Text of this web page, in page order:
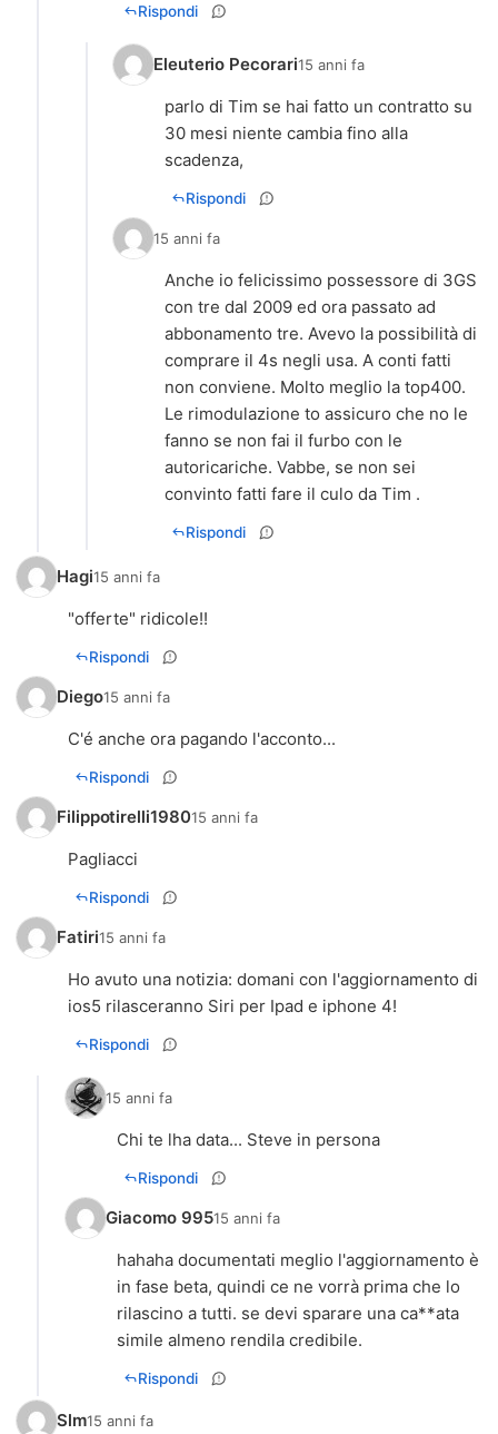
Rispondi
Eleuterio Pecorari15 anni fa
parlo di Tim se hai fatto un contratto su
30 mesi niente cambia fino alla
scadenza,
Rispondi
15 anni fa
Anche io felicissimo possessore di 3GS
con tre dal 2009 ed ora passato ad
abbonamento tre. Avevo la possibilità di
comprare il 4s negli usa. A conti fatti
non conviene. Molto meglio la top400.
Le rimodulazione to assicuro che no le
fanno se non fai il furbo con le
autoricariche. Vabbe, se non sei
convinto fatti fare il culo da Tim .
Rispondi
Hagi15 anni fa
"offerte" ridicole!!
Rispondi
Diego15 anni fa
C'é anche ora pagando l'acconto...
Rispondi
Filippotirelli198015 anni fa
Pagliacci
Rispondi
Fatiri15 anni fa
Ho avuto una notizia: domani con l'aggiornamento di
ios5 rilasceranno Siri per Ipad e iphone 4!
Rispondi
15 anni fa
Chi te lha data... Steve in persona
Rispondi
Giacomo 99515 anni fa
hahaha documentati meglio l'aggiornamento è
in fase beta, quindi ce ne vorrà prima che lo
rilascino a tutti. se devi sparare una ca**ata
simile almeno rendila credibile.
Rispondi
Slm15 anni fa